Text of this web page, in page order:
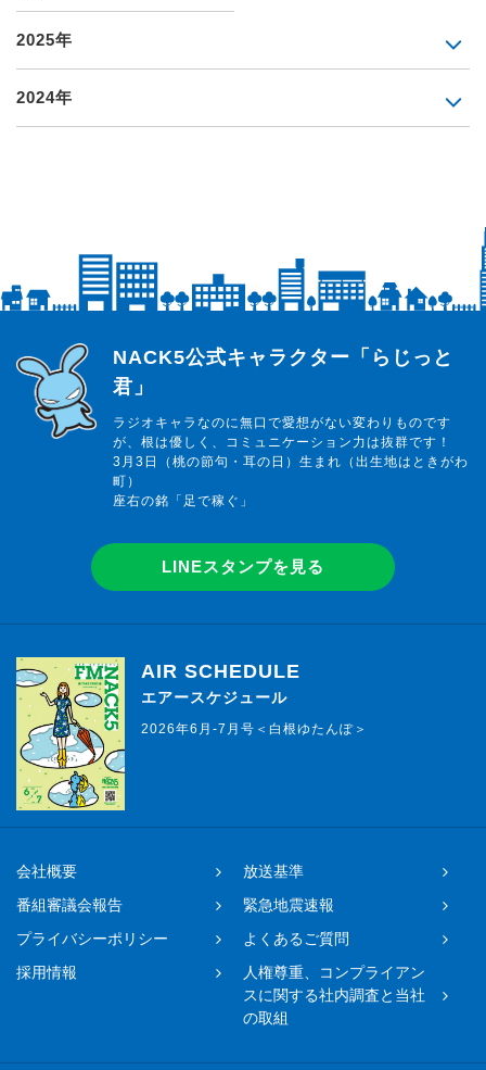
2025年
2024年
らじっと君
NACK5公式キャラクター「らじっと
君」
ラジオキャラなのに無口で愛想がない変わりものです
が、根は優しく、コミュニケーション力は抜群です！
3月3日（桃の節句・耳の日）生まれ（出生地はときがわ
町）
座右の銘「足で稼ぐ」
LINEスタンプを見る
AIR SCHEDULE
エアースケジュール
2026年6月-7月号＜白根ゆたんぽ＞
会社概要
放送基準
番組審議会報告
緊急地震速報
プライバシーポリシー
よくあるご質問
採用情報
人権尊重、コンプライアン
スに関する社内調査と当社
の取組